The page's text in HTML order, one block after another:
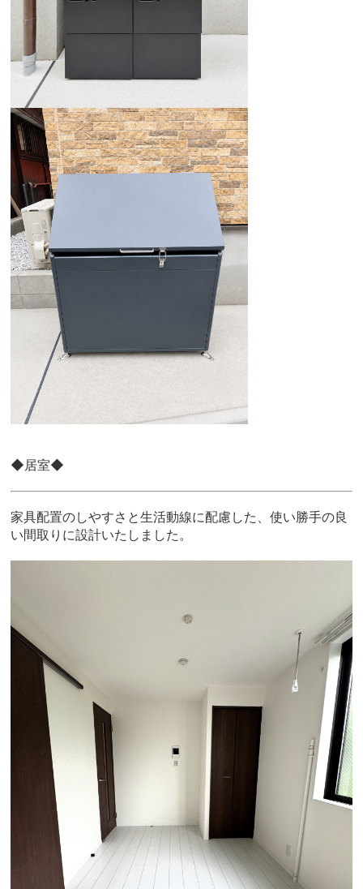
◆居室◆
家具配置のしやすさと生活動線に配慮した、使い勝手の良
い間取りに設計いたしました。